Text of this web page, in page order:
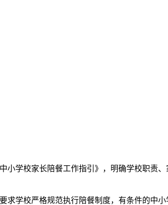
学校家长陪餐工作指引》，明确学校职责
校严格规范执行陪餐制度，有条件的中小